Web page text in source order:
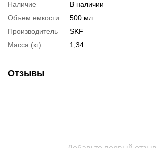
Наличие
В наличии
Объем емкости
500 мл
Производитель
SKF
Масса (кг)
1,34
Отзывы